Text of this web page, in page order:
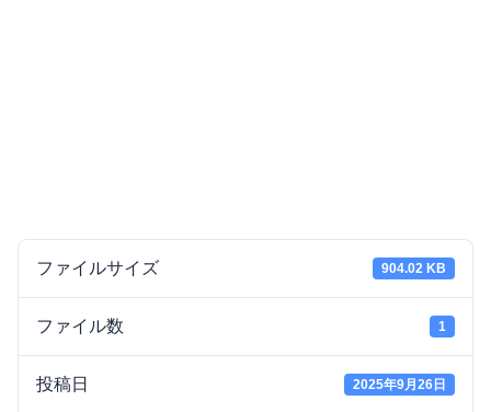
ファイルサイズ 904.02 KB
ファイル数 1
投稿日 2025年9月26日